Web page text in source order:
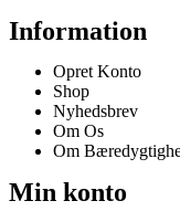
Information
Opret Konto
Shop
Nyhedsbrev
Om Os
Om
Min konto